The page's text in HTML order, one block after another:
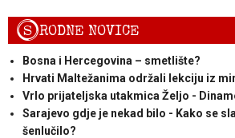
SRODNE NOVICE
Bosna i Hercegovina – smetlište?
Hrvati Maltežanima održali lekciju iz
Vrlo prijateljska utakmica Željo -
Sarajevo gdje je nekad bilo - Kako se
šenlučilo?